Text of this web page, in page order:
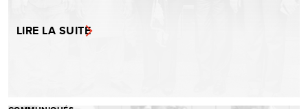
LIRE LA SUITE